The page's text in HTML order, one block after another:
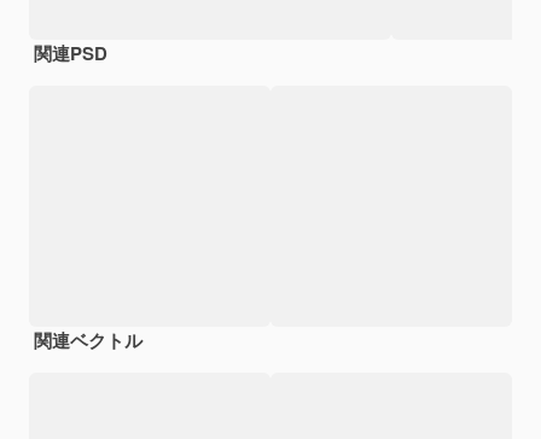
関連PSD
関連ベクトル